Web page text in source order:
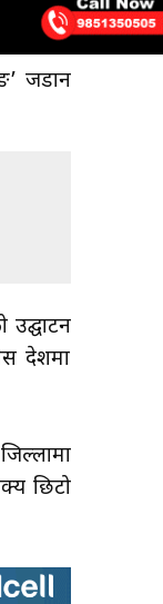
जडान
उद्घाटन
प्रदेशमा
छिटो